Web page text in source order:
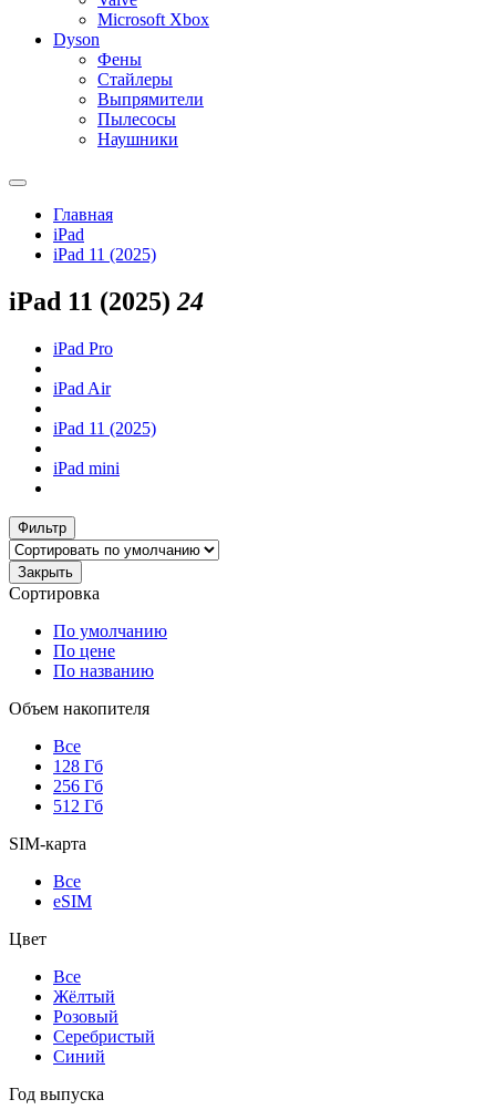
Microsoft Xbox
Dyson
Фены
Стайлеры
Выпрямители
Пылесосы
Наушники
Главная
iPad
iPad 11 (2025)
iPad 11 (2025) 24
iPad Pro
iPad Air
iPad 11 (2025)
iPad mini
Фильтр
Закрыть
Сортировка
По умолчанию
По цене
По названию
Объем накопителя
Все
128 Гб
256 Гб
512 Гб
SIM-карта
Все
eSIM
Цвет
Все
Жёлтый
Розовый
Серебристый
Синий
Год выпуска